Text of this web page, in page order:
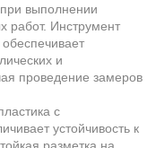
выполнении
работ. Инструмент
и
проведение замеров
с
устойчивость к
разметка на